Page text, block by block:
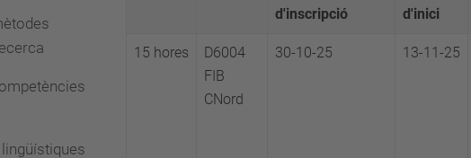
d'inscripció
d'inici
15 hores
D6004
FIB
CNord
30-10-25 13-11-25